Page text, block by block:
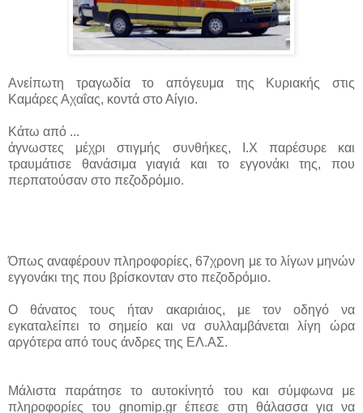
Ανείπωτη τραγωδία το απόγευμα της Κυριακής στις
Καμάρες Αχαΐας, κοντά στο Αίγιο.
Κάτω από ...
άγνωστες μέχρι στιγμής συνθήκες, Ι.Χ παρέσυρε και
τραυμάτισε θανάσιμα γιαγιά και το εγγονάκι της, που
περπατούσαν στο πεζοδρόμιο.
Όπως αναφέρουν πληροφορίες, 67χρονη με το λίγων μηνών
εγγονάκι της που βρίσκονταν στο πεζοδρόμιο.
Ο θάνατος τους ήταν ακαριάιος, με τον οδηγό να
εγκαταλείπει το σημείο και να συλλαμβάνεται λίγη ώρα
αργότερα από τους άνδρες της ΕΛ.ΑΣ.
Μάλιστα παράτησε το αυτοκίνητό του και σύμφωνα με
πληροφορίες του gnomip.gr έπεσε στη θάλασσα για να